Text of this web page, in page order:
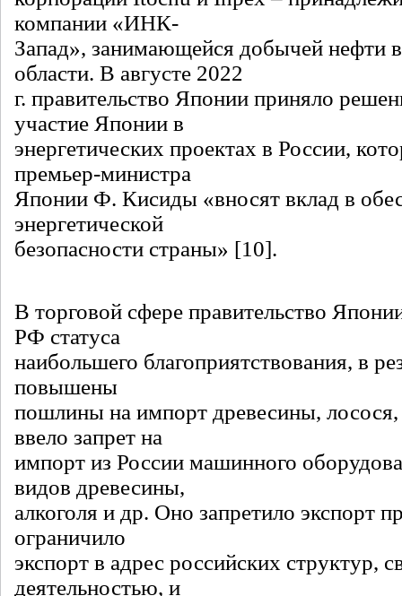
компании «ИНК-
Запад», занимающейся добычей нефти
области. В августе 2022
г. правительство Японии приняло
участие Японии в
энергетических проектах в России,
премьер-министра
Японии Ф. Кисиды «вносят вклад в
энергетической
безопасности страны» [10].
В торговой сфере правительство
РФ статуса
наибольшего благоприятствования, в
повышены
пошлины на импорт древесины,
ввело запрет на
импорт из России машинного
видов древесины,
алкоголя и др. Оно запретило экспорт
ограничило
экспорт в адрес российских структур,
деятельностью, и